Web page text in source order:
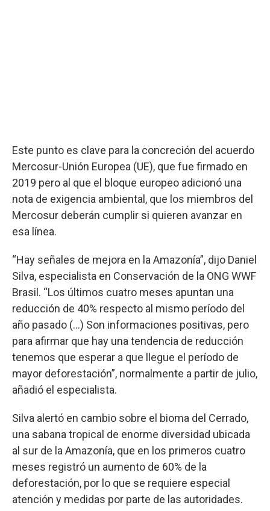
Este punto es clave para la concreción del acuerdo
Mercosur-Unión Europea (UE), que fue firmado en
2019 pero al que el bloque europeo adicionó una
nota de exigencia ambiental, que los miembros del
Mercosur deberán cumplir si quieren avanzar en
esa línea.
“Hay señales de mejora en la Amazonía”, dijo Daniel
Silva, especialista en Conservación de la ONG WWF
Brasil. “Los últimos cuatro meses apuntan una
reducción de 40% respecto al mismo período del
año pasado (...) Son informaciones positivas, pero
para afirmar que hay una tendencia de reducción
tenemos que esperar a que llegue el período de
mayor deforestación”, normalmente a partir de julio,
añadió el especialista.
Silva alertó en cambio sobre el bioma del Cerrado,
una sabana tropical de enorme diversidad ubicada
al sur de la Amazonía, que en los primeros cuatro
meses registró un aumento de 60% de la
deforestación, por lo que se requiere especial
atención y medidas por parte de las autoridades.